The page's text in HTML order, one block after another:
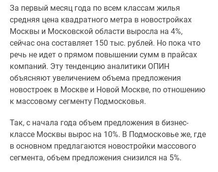
Специальные
предложения
Коммерческие
помещения
Продавцы
застройщики
Панорамы
новостроек
Видеообзор
новостроек
За первый месяц года по всем классам жилья
средняя цена квадратного метра в новостройках
Москвы и Московской области выросла на 4%,
сейчас она составляет 150 тыс. рублей. Но пока что
речь не идет о прямом повышении сумм в прайсах
компаний. Эту тенденцию аналитики ОПИН
объясняют увеличением объема предложения
новостроек в Москве и Новой Москве, по отношению
к массовому сегменту Подмосковья.
Так, с начала года объем предложения в бизнес-
классе Москвы вырос на 10%. В Подмосковье же, где
в основном предлагаются новостройки массового
сегмента, объем предложения снизился на 5%.